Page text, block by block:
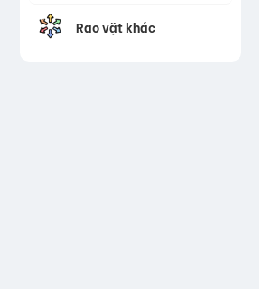
Rao vặt khác